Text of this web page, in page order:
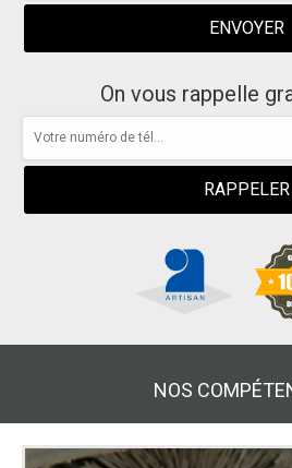
On vous rappelle
NOS